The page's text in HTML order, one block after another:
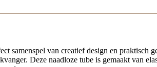
samenspel van creatief design en praktisch
Deze naadloze tube is gemaakt van